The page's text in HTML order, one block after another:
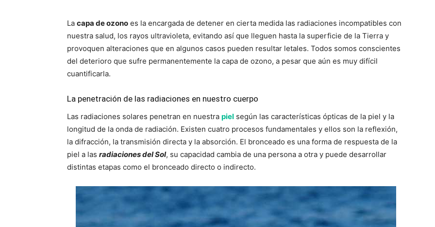
La capa de ozono es la encargada de detener en cierta medida las radiaciones incompatibles con
nuestra salud, los rayos ultravioleta, evitando así que lleguen hasta la superficie de la Tierra y
provoquen alteraciones que en algunos casos pueden resultar letales. Todos somos conscientes
del deterioro que sufre permanentemente la capa de ozono, a pesar que aún es muy difícil
cuantificarla.
La penetración de las radiaciones en nuestro cuerpo
Las radiaciones solares penetran en nuestra piel según las características ópticas de la piel y la
longitud de la onda de radiación. Existen cuatro procesos fundamentales y ellos son la reflexión,
la difracción, la transmisión directa y la absorción. El bronceado es una forma de respuesta de la
piel a las radiaciones del Sol, su capacidad cambia de una persona a otra y puede desarrollar
distintas etapas como el bronceado directo o indirecto.